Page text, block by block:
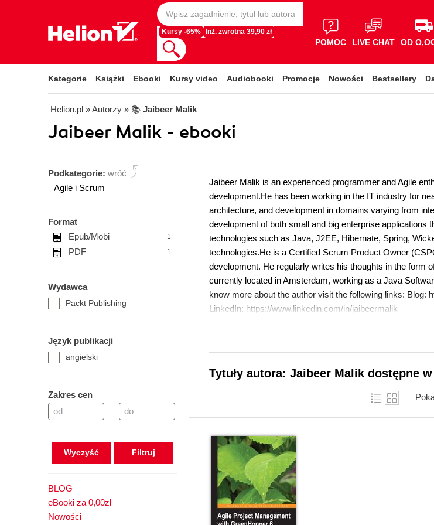
Kursy -65% Inż. zwrotna 39,90 zł
POMOC LIVE CHAT OD
Kategorie Książki Ebooki Kursy video Audiobooki Promocje Nowości Bestsellery
Helion.pl » Autorzy » 📚 Jaibeer Malik
Jaibeer Malik - ebooki
Podkategorie: wróć
Agile i Scrum
Format
Epub/Mobi
1
PDF 1
Wydawca
Packt Publishing
Język publikacji
angielski
Zakres cen
–
Wyczyść
BLOG
eBooki za 0,00zł
Nowości
Jaibeer Malik is an experienced programmer and Agile
development.He has been working in the IT industry for
architecture, and development in domains varying from
development of both small and big enterprise applications
technologies such as Java, J2EE, Hibernate, Spring,
technologies.He is a Certified Scrum Product Owner
development. He regularly writes his thoughts in the form
currently located in Amsterdam, working as a Java
know more about the author visit the following links: Blog:
LinkedIn: https://www.linkedin.com/in/jaibeermalik
Tytuły autora: Jaibeer Malik dostępne